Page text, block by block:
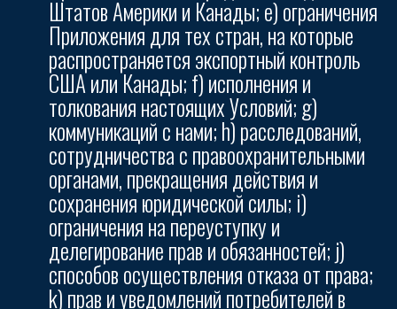
Штатов Америки и Канады; e) ограничения
Приложения для тех стран, на которые
распространяется экспортный контроль
США или Канады; f) исполнения и
толкования настоящих Условий; g)
коммуникаций с нами; h) расследований,
сотрудничества с правоохранительными
органами, прекращения действия и
сохранения юридической силы; i)
ограничения на переуступку и
делегирование прав и обязанностей; j)
способов осуществления отказа от права;
k) прав и уведомлений потребителей в